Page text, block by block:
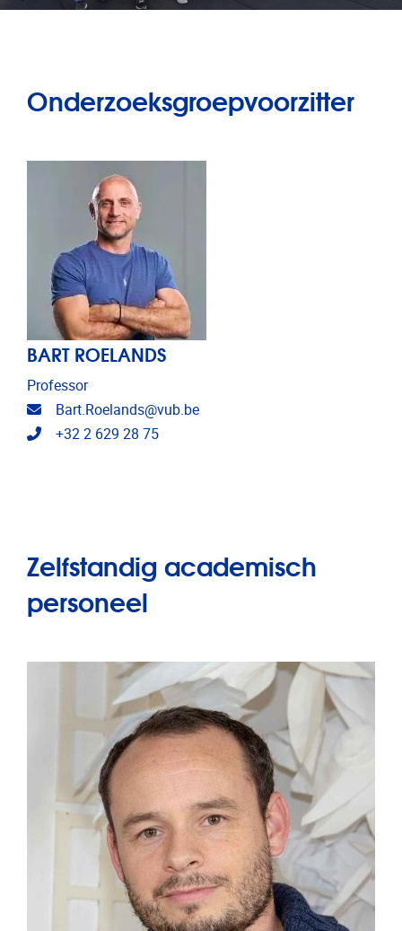
Onderzoeksgroepvoorzitter
BART ROELANDS
Professor
E-mailadres
Bart.Roelands@vub.be
Telefoonnummer
+32 2 629 28 75
Zelfstandig academisch
personeel